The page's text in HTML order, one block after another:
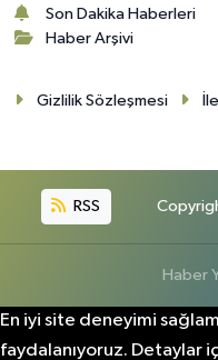
Son Dakika Haberleri
Haber Arşivi
Gizlilik Sözleşmesi
RSS
Haber
En iyi site deneyimi
faydalanıyoruz. Detaylar